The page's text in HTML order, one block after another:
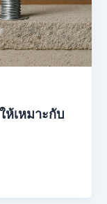
ห้เหมาะกับ